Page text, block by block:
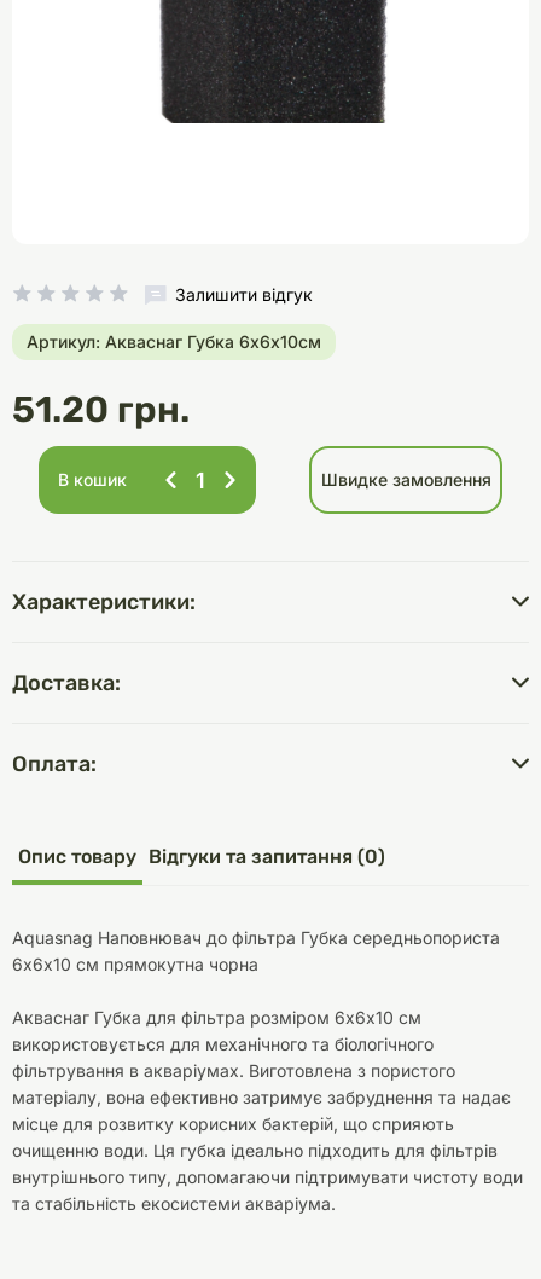
Залишити відгук
Артикул: Акваснаг Губка 6х6х10см
51.20 грн.
В кошик Швидке замовлення
Характеристики:
Доставка:
Оплата:
Опис товару Відгуки та запитання (0)
Aquasnag Наповнювач до фільтра Губка середньопориста
6х6х10 см прямокутна чорна
Акваснаг Губка для фільтра розміром 6х6х10 см
використовується для механічного та біологічного
фільтрування в акваріумах. Виготовлена з пористого
матеріалу, вона ефективно затримує забруднення та надає
місце для розвитку корисних бактерій, що сприяють
очищенню води. Ця губка ідеально підходить для фільтрів
внутрішнього типу, допомагаючи підтримувати чистоту води
та стабільність екосистеми акваріума.